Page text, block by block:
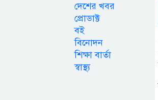
দেশের খবর
প্রোডাক্ট
বই
বিনোদন
শিক্ষা বার্তা
স্বাস্থ্য